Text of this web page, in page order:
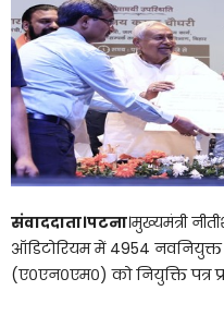
संवाददाता।पटना।मुख्यमंत्री
ऑडिटोरियम में 4954 नवनियुक्त
(ए०एन०एम०) को नियुक्ति पत्र